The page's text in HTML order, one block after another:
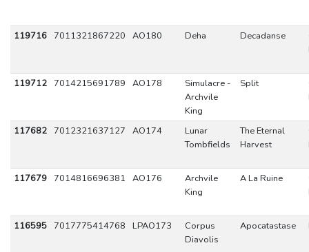
119716 7011321867220 AO180 Deha Decadanse
119712 7014215691789 AO178
Simulacre -
Archvile
King
Split
117682 7012321637127 AO174
Lunar
Tombfields
The Eternal
Harvest
117679 7014816696381 AO176
Archvile
King
A La Ruine
116595 7017775414768 LPAO173
Corpus
Diavolis
Apocatastase